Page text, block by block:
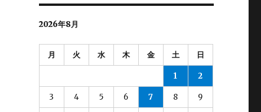
2026年8月
月 火 水 木 金 土 日
1 2
3 4 5 6 7 8 9